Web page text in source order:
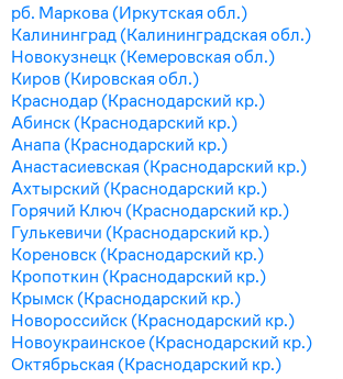
рб. Маркова (Иркутская обл.)
Калининград (Калининградская обл.)
Новокузнецк (Кемеровская обл.)
Киров (Кировская обл.)
Краснодар (Краснодарский кр.)
Абинск (Краснодарский кр.)
Анапа (Краснодарский кр.)
Анастасиевская (Краснодарский кр.)
Ахтырский (Краснодарский кр.)
Горячий Ключ (Краснодарский кр.)
Гулькевичи (Краснодарский кр.)
Кореновск (Краснодарский кр.)
Кропоткин (Краснодарский кр.)
Крымск (Краснодарский кр.)
Новороссийск (Краснодарский кр.)
Новоукраинское (Краснодарский кр.)
Октябрьская (Краснодарский кр.)